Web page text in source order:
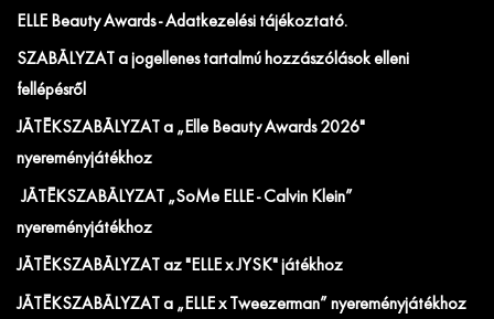
ELLE Beauty Awards - Adatkezelési tájékoztató.
SZABÁLYZAT a jogellenes tartalmú hozzászólások elleni
fellépésről
JÁTÉKSZABÁLYZAT a „Elle Beauty Awards 2026"
nyereményjátékhoz
JÁTÉKSZABÁLYZAT „SoMe ELLE - Calvin Klein”
nyereményjátékhoz
JÁTÉKSZABÁLYZAT az "ELLE x JYSK" játékhoz
JÁTÉKSZABÁLYZAT a „ELLE x Tweezerman” nyereményjátékhoz